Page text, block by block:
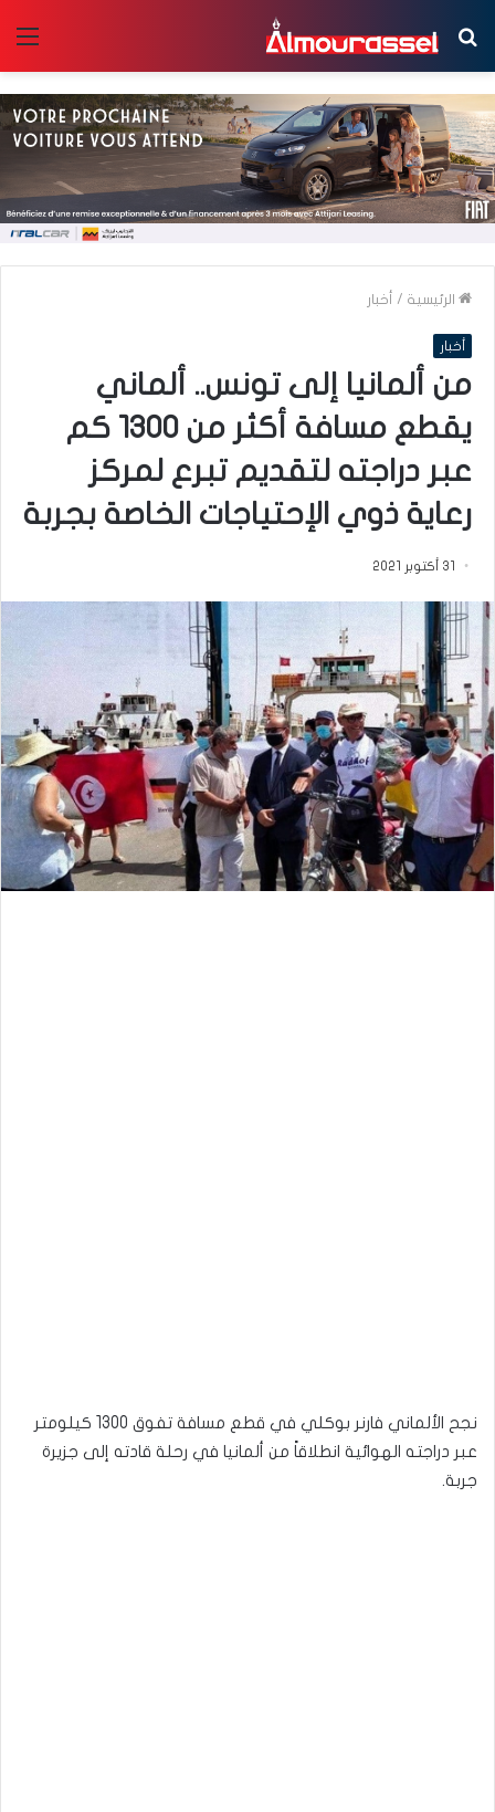
بحث
عن
الرئيسية / أخبار
أخبار
من ألمانيا إلى تونس.. ألماني
يقطع مسافة أكثر من 1300 كم
عبر دراجته لتقديم تبرع لمركز
رعاية ذوي الإحتياجات الخاصة بجربة
31 أكتوبر 2021
نجح الألماني فارنر بوكلي في قطع مسافة تفوق 1300 كيلومتر
عبر دراجته الهوائية انطلاقاً من ألمانيا في رحلة قادته إلى جزيرة
جربة.